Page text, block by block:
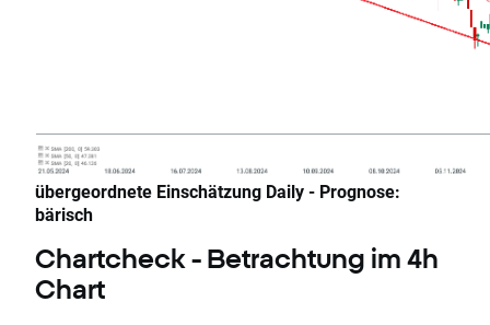
übergeordnete Einschätzung Daily - Prognose:
bärisch
Chartcheck - Betrachtung im 4h
Chart